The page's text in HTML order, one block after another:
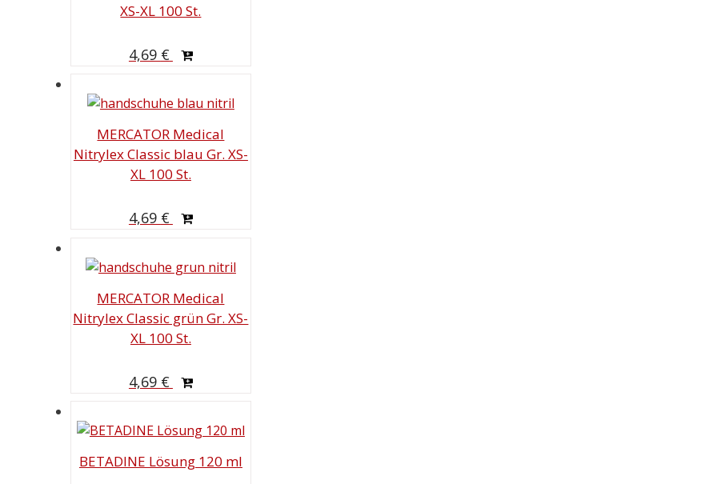
XS-XL 100 St.
4,69 €
MERCATOR Medical
Nitrylex Classic blau Gr. XS-
XL 100 St.
4,69 €
MERCATOR Medical
Nitrylex Classic grün Gr. XS-
XL 100 St.
4,69 €
BETADINE Lösung 120 ml